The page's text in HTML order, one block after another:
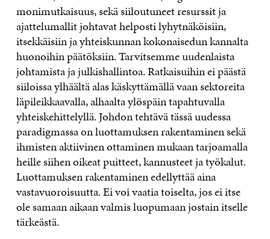
monimutkaisuus, sekä siiloutuneet resurssit ja
ajattelumallit johtavat helposti lyhytnäköisiin,
itsekkäisiin ja yhteiskunnan kokonaisedun kannalta
huonoihin päätöksiin. Tarvitsemme uudenlaista
johtamista ja julkishallintoa. Ratkaisuihin ei päästä
siiloissa ylhäältä alas käskyttämällä vaan sektoreita
läpileikkaavalla, alhaalta ylöspäin tapahtuvalla
yhteiskehittelyllä. Johdon tehtävä tässä uudessa
paradigmassa on luottamuksen rakentaminen sekä
ihmisten aktiivinen ottaminen mukaan tarjoamalla
heille siihen oikeat puitteet, kannusteet ja työkalut.
Luottamuksen rakentaminen edellyttää aina
vastavuoroisuutta. Ei voi vaatia toiselta, jos ei itse
ole samaan aikaan valmis luopumaan jostain itselle
tärkeästä.